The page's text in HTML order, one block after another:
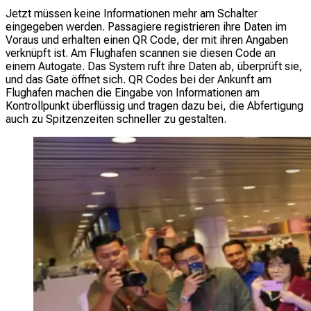
Jetzt müssen keine Informationen mehr am Schalter
eingegeben werden. Passagiere registrieren ihre Daten im
Voraus und erhalten einen QR Code, der mit ihren Angaben
verknüpft ist. Am Flughafen scannen sie diesen Code an
einem Autogate. Das System ruft ihre Daten ab, überprüft sie,
und das Gate öffnet sich. QR Codes bei der Ankunft am
Flughafen machen die Eingabe von Informationen am
Kontrollpunkt überflüssig und tragen dazu bei, die Abfertigung
auch zu Spitzenzeiten schneller zu gestalten.